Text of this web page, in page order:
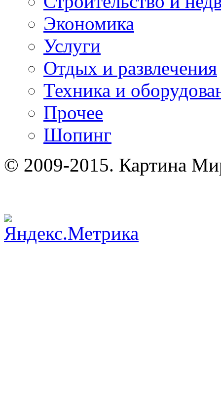
Экономика
Услуги
Отдых и развлечения
Техника и
Прочее
Шопинг
© 2009-2015. Картина